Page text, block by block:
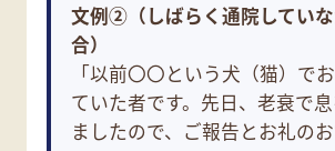
文例②（しばらく通院してい
合）
「以前〇〇という犬（猫）で
ていた者です。先日、老衰で
ましたので、ご報告とお礼の